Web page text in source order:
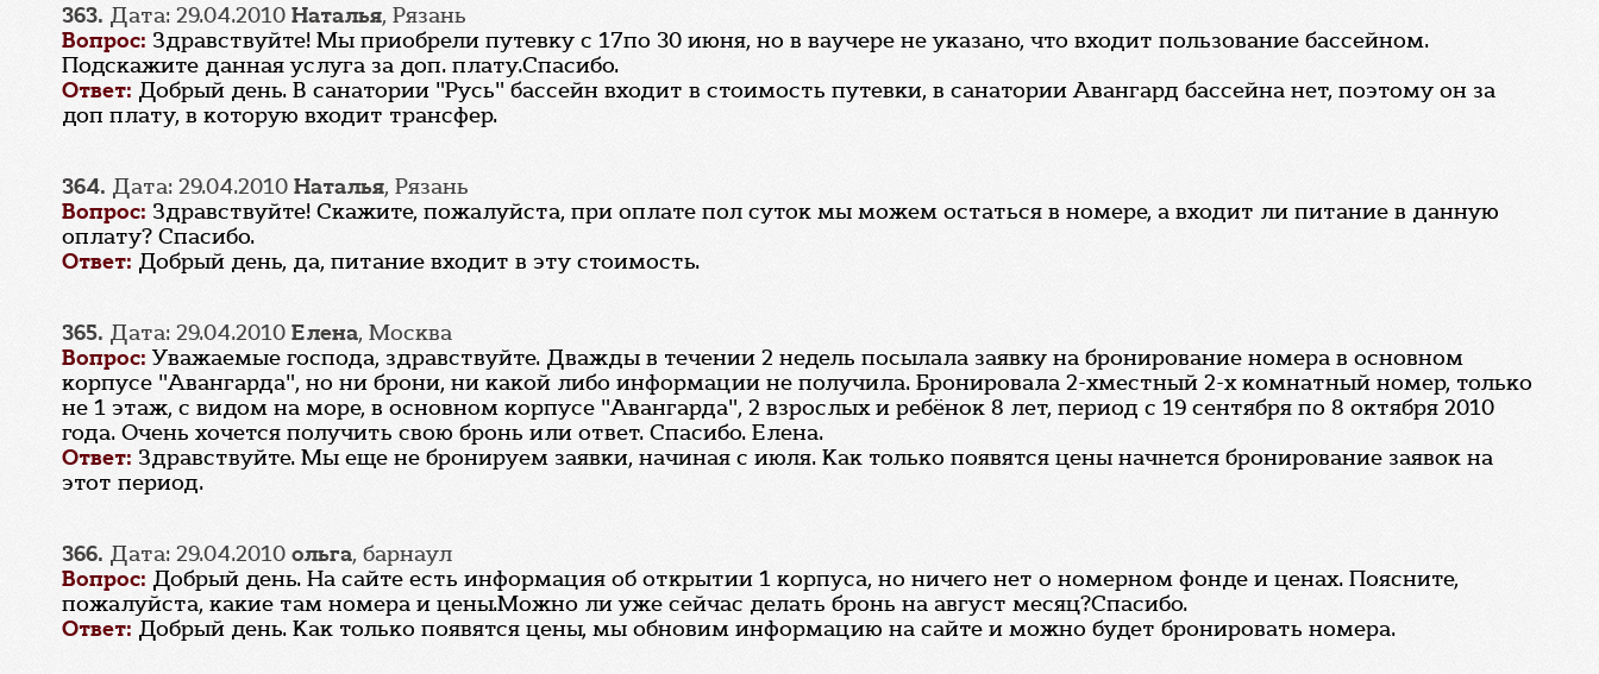
363. Дата: 29.04.2010 Наталья, Рязань
Вопрос: Здравствуйте! Мы приобрели путевку с 17по 30 июня, но в ваучере не указано, что входит пользование бассейном.
Подскажите данная услуга за доп. плату.Спасибо.
Ответ: Добрый день. В санатории "Русь" бассейн входит в стоимость путевки, в санатории Авангард бассейна нет, поэтому он за
доп плату, в которую входит трансфер.
364. Дата: 29.04.2010 Наталья, Рязань
Вопрос: Здравствуйте! Скажите, пожалуйста, при оплате пол суток мы можем остаться в номере, а входит ли питание в данную
оплату? Спасибо.
Ответ: Добрый день, да, питание входит в эту стоимость.
365. Дата: 29.04.2010 Елена, Москва
Вопрос: Уважаемые господа, здравствуйте. Дважды в течении 2 недель посылала заявку на бронирование номера в основном
корпусе "Авангарда", но ни брони, ни какой либо информации не получила. Бронировала 2-хместный 2-х комнатный номер, только
не 1 этаж, с видом на море, в основном корпусе "Авангарда", 2 взрослых и ребёнок 8 лет, период с 19 сентября по 8 октября 2010
года. Очень хочется получить свою бронь или ответ. Спасибо. Елена.
Ответ: Здравствуйте. Мы еще не бронируем заявки, начиная с июля. Как только появятся цены начнется бронирование заявок на
этот период.
366. Дата: 29.04.2010 ольга, барнаул
Вопрос: Добрый день. На сайте есть информация об открытии 1 корпуса, но ничего нет о номерном фонде и ценах. Поясните,
пожалуйста, какие там номера и цены.Можно ли уже сейчас делать бронь на август месяц?Спасибо.
Ответ: Добрый день. Как только появятся цены, мы обновим информацию на сайте и можно будет бронировать номера.